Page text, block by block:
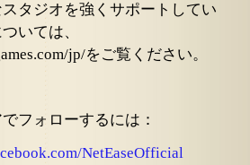
タジオを強くサポートしてい
いては、
jp/をご覧ください。
フォローするには：
NetEaseOfficial